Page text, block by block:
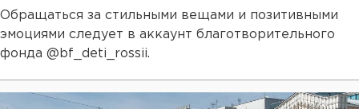
Обращаться за стильными вещами и позитивными
эмоциями следует в аккаунт благотворительного
фонда @bf_deti_rossii.